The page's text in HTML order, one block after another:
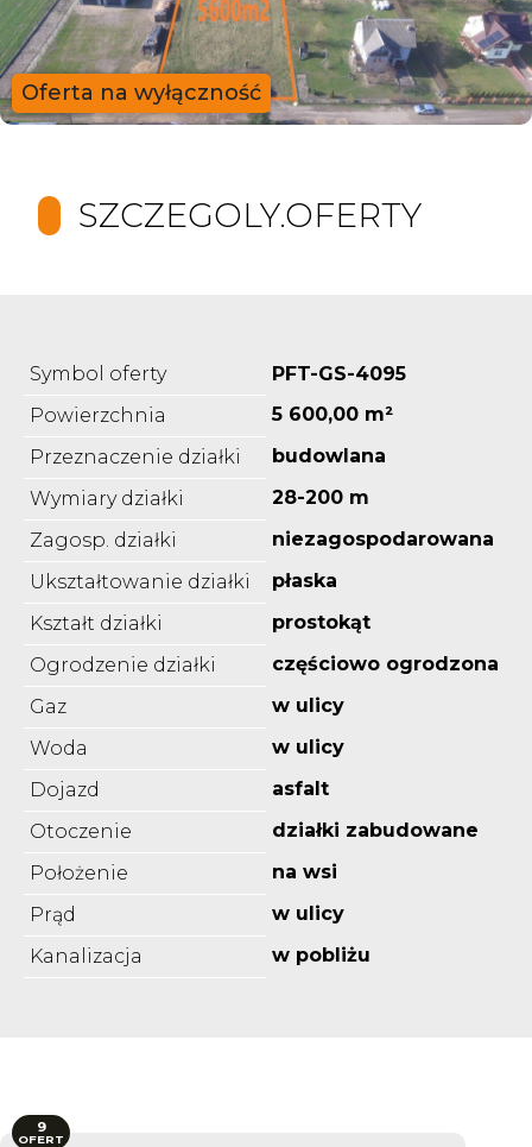
Oferta na wyłączność
SZCZEGOLY.OFERTY
Symbol oferty
PFT-GS-4095
Powierzchnia
5 600,00 m²
Przeznaczenie działki
budowlana
Wymiary działki
28-200 m
Zagosp. działki
niezagospodarowana
Ukształtowanie działki
płaska
Kształt działki
prostokąt
Ogrodzenie działki
częściowo ogrodzona
Gaz
w ulicy
Woda
w ulicy
Dojazd
asfalt
Otoczenie
działki zabudowane
Położenie
na wsi
Prąd
w ulicy
Kanalizacja
w pobliżu
9
OFERT